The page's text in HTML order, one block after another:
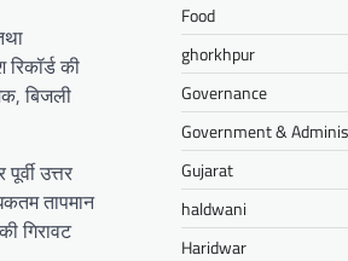
की
बिजली
उत्तर
तापमान
गिरावट
Food
ghorkhpur
Governance
Government &
Gujarat
haldwani
Haridwar